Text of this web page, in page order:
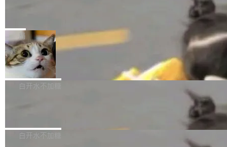
是把这段空隙补上。 回退到任何一次编辑：Delt
aDB 捕获 commit 之间的每一次操作，...
微软同期总资本开支的四成。 与亚马逊、Alpha
bet、微软以及 Meta 等传统科技巨头相比，Spa
ceXAI的资金消耗速度尤为引人瞩目。然而，支
撑庞大支出的资金来源却呈现出截然不同的面
貌。数据显示，微软和 Meta 主要依托充沛的经
一个在终端里运行的编程 agent；Muse Spark
1.2，驱动这个 agent 的新模型。一句话概括：
你可以用 curl -fsSL https://dev.meta.ai/install.
sh | bash 安装一个能在大项目里自动规划、写
代码、验证结果的 AI 终端工具。 据介绍，Muse
个主 agent 循环，外加一组后台 agent。这些后
局
美团开源 LoHoSearch，用知识图谱校
准 AI 能力认知
机器出题的前提，是让机器拥有全局视野。整个
构建流程可以分为四个环节：建图 → 控制难度
白开水不加糖
库，并将作为transport接入Mooncake TENT。
白开水不加糖